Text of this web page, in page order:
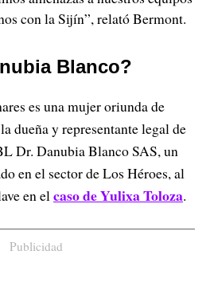
con la Sijín”, relató Bermont.
Blanco?
es una mujer oriunda de
dueña y representante legal de
Dr. Danubia Blanco SAS, un
en el sector de Los Héroes, al
en elcaso de Yulixa Toloza.
Publicidad